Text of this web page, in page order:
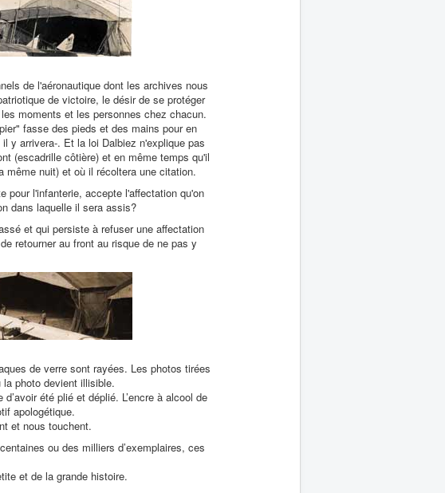
de l'aéronautique dont les archives nous
de victoire, le désir de se protéger
moments et les personnes chez chacun.
fasse des pieds et des mains pour en
y arrivera-. Et la loi Dalbiez n'explique pas
(escadrille côtière) et en même temps qu'il
nuit) et où il récoltera une citation.
pour l'infanterie, accepte l'affectation qu'on
dans laquelle il sera assis?
et qui persiste à refuser une affectation
retourner au front au risque de ne pas y
de verre sont rayées. Les photos tirées
photo devient illisible.
été plié et déplié. L’encre à alcool de
apologétique.
et nous touchent.
ou des milliers d’exemplaires, ces
et de la grande histoire.